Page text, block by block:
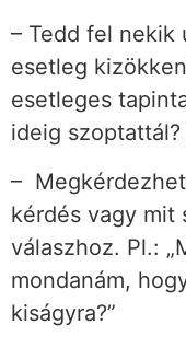
– Tedd fel nekik
esetleg
esetleges
ideig
–
kérdés vagy mit
válaszhoz. Pl.:
mondanám,
kiságyra?”